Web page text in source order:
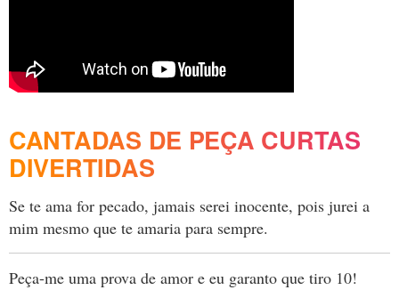
CANTADAS DE PEÇA CURTAS
DIVERTIDAS
Se te ama for pecado, jamais serei inocente, pois jurei a
mim mesmo que te amaria para sempre.
Peça-me uma prova de amor e eu garanto que tiro 10!